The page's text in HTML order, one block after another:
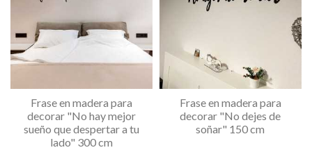
Frase en madera para
decorar "No hay mejor
sueño que despertar a tu
lado" 300 cm
Frase en madera para
decorar "No dejes de
soñar" 150 cm